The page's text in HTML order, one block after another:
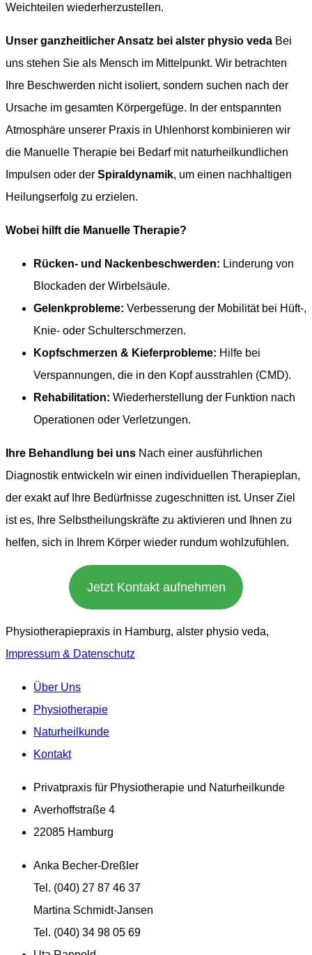
Weichteilen wiederherzustellen.
Unser ganzheitlicher Ansatz bei alster physio veda Bei
uns stehen Sie als Mensch im Mittelpunkt. Wir betrachten
Ihre Beschwerden nicht isoliert, sondern suchen nach der
Ursache im gesamten Körpergefüge. In der entspannten
Atmosphäre unserer Praxis in Uhlenhorst kombinieren wir
die Manuelle Therapie bei Bedarf mit naturheilkundlichen
Impulsen oder der Spiraldynamik, um einen nachhaltigen
Heilungserfolg zu erzielen.
Wobei hilft die Manuelle Therapie?
Rücken- und Nackenbeschwerden: Linderung von
Blockaden der Wirbelsäule.
Gelenkprobleme: Verbesserung der Mobilität bei Hüft-,
Knie- oder Schulterschmerzen.
Kopfschmerzen & Kieferprobleme: Hilfe bei
Verspannungen, die in den Kopf ausstrahlen (CMD).
Rehabilitation: Wiederherstellung der Funktion nach
Operationen oder Verletzungen.
Ihre Behandlung bei uns Nach einer ausführlichen
Diagnostik entwickeln wir einen individuellen Therapieplan,
der exakt auf Ihre Bedürfnisse zugeschnitten ist. Unser Ziel
ist es, Ihre Selbstheilungskräfte zu aktivieren und Ihnen zu
helfen, sich in Ihrem Körper wieder rundum wohlzufühlen.
Jetzt Kontakt aufnehmen
Physiotherapiepraxis in Hamburg, alster physio veda,
Impressum & Datenschutz
Über Uns
Physiotherapie
Naturheilkunde
Kontakt
Privatpraxis für Physiotherapie und Naturheilkunde
Averhoffstraße 4
22085 Hamburg
Anka Becher-Dreßler
Tel. (040) 27 87 46 37
Martina Schmidt-Jansen
Tel. (040) 34 98 05 69